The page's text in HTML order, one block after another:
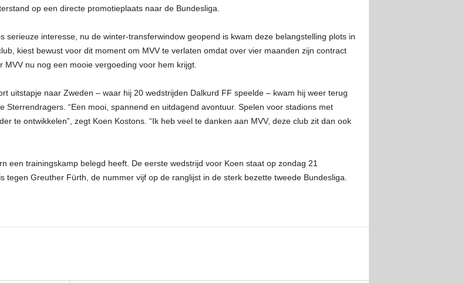
op een directe promotieplaats naar de Bundesliga.
serieuze interesse, nu de winter-transferwindow geopend is kwam deze belangstelling plots in
kiest bewust voor dit moment om MVV te verlaten omdat over vier maanden zijn contract
nu nog een mooie vergoeding voor hem krijgt.
uitstapje naar Zweden – waar hij 20 wedstrijden Dalkurd FF speelde – kwam hij weer terug
“Een mooi, spannend en uitdagend avontuur. Spelen voor stadions met
te ontwikkelen”, zegt Koen Kostons. “Ik heb veel te danken aan MVV, deze club zit dan ook
een trainingskamp belegd heeft. De eerste wedstrijd voor Koen staat op zondag 21
tegen Greuther Fürth, de nummer vijf op de ranglijst in de sterk bezette tweede Bundesliga.